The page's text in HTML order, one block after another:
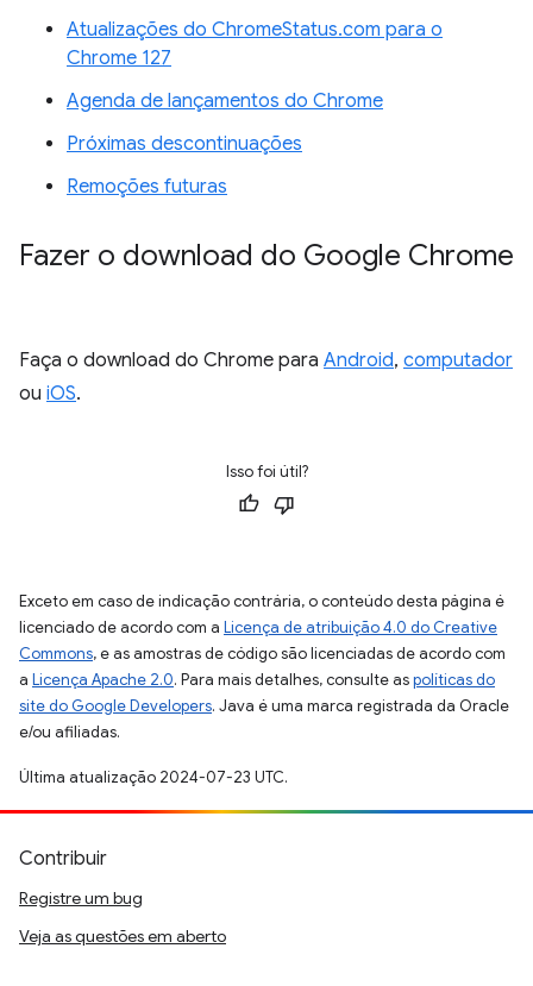
Atualizações do ChromeStatus.com para o
Chrome 127
Agenda de lançamentos do Chrome
Próximas descontinuações
Remoções futuras
Fazer o download do Google Chrome
Faça o download do Chrome para Android, computador
ou iOS.
Isso foi útil?
Exceto em caso de indicação contrária, o conteúdo desta página é
licenciado de acordo com a Licença de atribuição 4.0 do Creative
Commons, e as amostras de código são licenciadas de acordo com
a Licença Apache 2.0. Para mais detalhes, consulte aspolíticas do
site do Google Developers. Java é uma marca registrada da Oracle
e/ou afiliadas.
Última atualização 2024-07-23 UTC.
Contribuir
Registre um bug
Veja as questões em aberto